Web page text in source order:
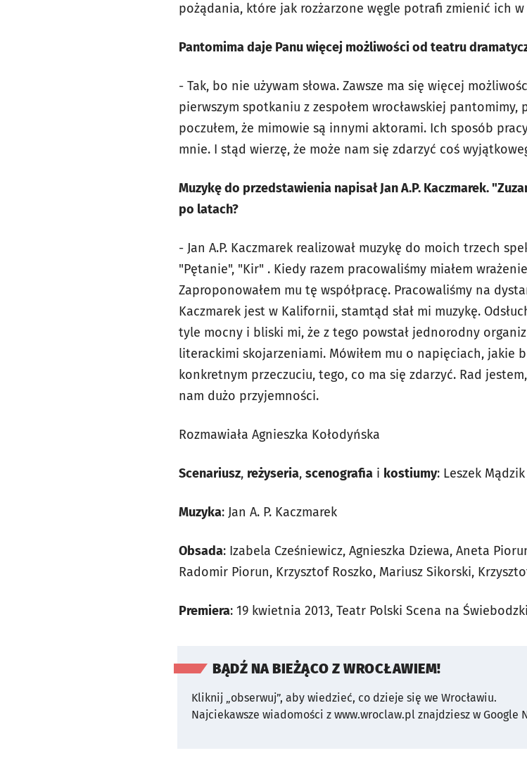
pożądania, które jak rozżarzone węgle potrafi zmienić ich w
Pantomima daje Panu więcej możliwości od teatru
- Tak, bo nie używam słowa. Zawsze ma się więcej
pierwszym spotkaniu z zespołem wrocławskiej pantomimy,
poczułem, że mimowie są innymi aktorami. Ich sposób
mnie. I stąd wierzę, że może nam się zdarzyć coś
Muzykę do przedstawienia napisał Jan A.P. Kaczmarek.
po latach?
- Jan A.P. Kaczmarek realizował muzykę do moich trzech
"Pętanie", "Kir" . Kiedy razem pracowaliśmy miałem
Zaproponowałem mu tę współpracę. Pracowaliśmy na
Kaczmarek jest w Kalifornii, stamtąd słał mi muzykę.
tyle mocny i bliski mi, że z tego powstał jednorodny
literackimi skojarzeniami. Mówiłem mu o napięciach, jakie
konkretnym przeczuciu, tego, co ma się zdarzyć. Rad
nam dużo przyjemności.
Rozmawiała Agnieszka Kołodyńska
Scenariusz, reżyseria, scenografia i kostiumy: Leszek Mądzik
Muzyka: Jan A. P. Kaczmarek
Obsada: Izabela Cześniewicz, Agnieszka Dziewa, Aneta
Radomir Piorun, Krzysztof Roszko, Mariusz Sikorski,
Premiera: 19 kwietnia 2013, Teatr Polski Scena na
BĄDŹ NA BIEŻĄCO Z WROCŁAWIEM!
Kliknij „obserwuj”, aby wiedzieć, co dzieje się we Wrocławiu.
Najciekawsze wiadomości z www.wroclaw.pl znajdziesz w Google